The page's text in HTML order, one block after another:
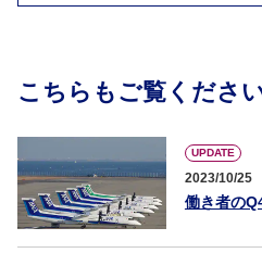
こちらもご覧くださ
UPDATE
2023/10/25
働き者の